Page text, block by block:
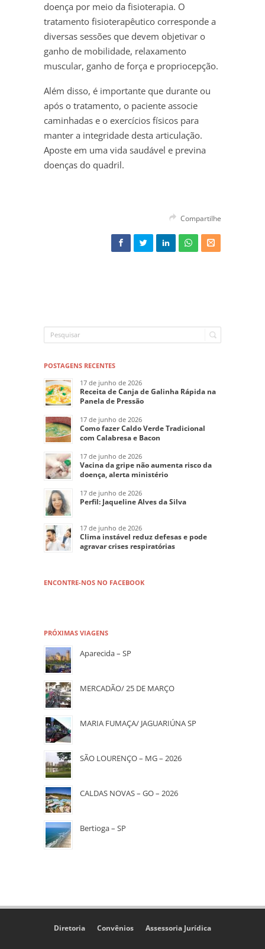
doença por meio da fisioterapia. O
tratamento fisioterapêutico corresponde a
diversas sessões que devem objetivar o
ganho de mobilidade, relaxamento
muscular, ganho de força e propriocepção.
Além disso, é importante que durante ou
após o tratamento, o paciente associe
caminhadas e o exercícios físicos para
manter a integridade desta articulação.
Aposte em uma vida saudável e previna
doenças do quadril.
Compartilhe
POSTAGENS RECENTES
17 de junho de 2026
Receita de Canja de Galinha Rápida na
Panela de Pressão
17 de junho de 2026
Como fazer Caldo Verde Tradicional
com Calabresa e Bacon
17 de junho de 2026
Vacina da gripe não aumenta risco da
doença, alerta ministério
17 de junho de 2026
Perfil: Jaqueline Alves da Silva
17 de junho de 2026
Clima instável reduz defesas e pode
agravar crises respiratórias
ENCONTRE-NOS NO FACEBOOK
PRÓXIMAS VIAGENS
Aparecida – SP
MERCADÃO/ 25 DE MARÇO
MARIA FUMAÇA/ JAGUARIÚNA SP
SÃO LOURENÇO – MG – 2026
CALDAS NOVAS – GO – 2026
Bertioga – SP
Diretoria Convênios Assessoria Jurídica